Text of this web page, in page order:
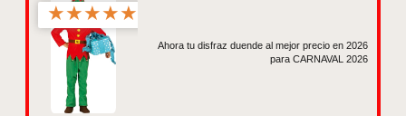
★★★★★
Ahora tu disfraz duende al mejor precio en 2026
para CARNAVAL 2026